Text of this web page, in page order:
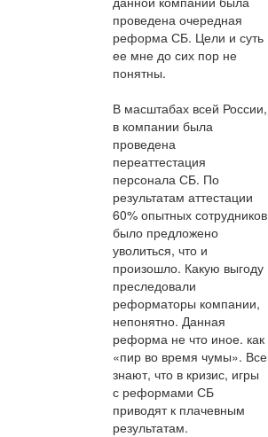
проведена очередная
реформа СБ. Цели и суть
ее мне до сих пор не
понятны.
В масштабах всей России,
в компании была
проведена
переаттестация
персонала СБ. По
результатам аттестации
60% опытных сотрудников
было предложено
уволиться, что и
произошло. Какую выгоду
преследовали
реформаторы компании,
непонятно. Данная
реформа не что иное. как
«пир во время чумы». Все
знают, что в кризис, игры
с реформами СБ
приводят к плачевным
результатам.